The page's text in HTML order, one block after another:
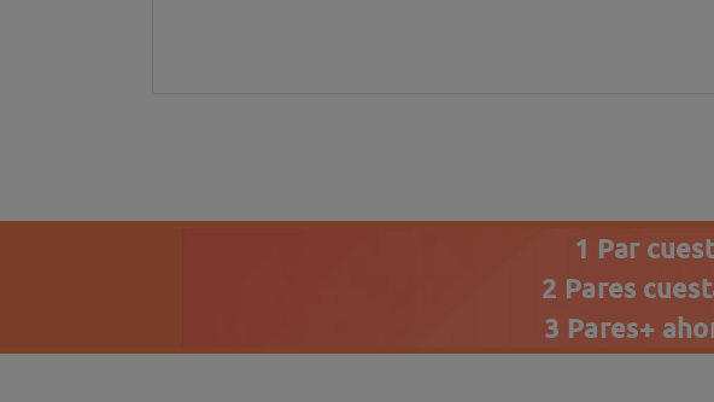
1 Par
2 Pares
3 Pares+